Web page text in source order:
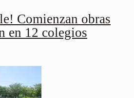
Comienzan obras
en 12 colegios